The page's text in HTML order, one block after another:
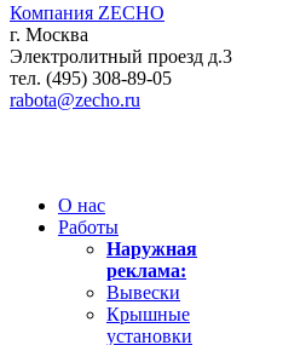
Компания ZECHO
г. Москва
Электролитный проезд д.3
тел. (495) 308-89-05
rabota@zecho.ru
О нас
Работы
Наружная
реклама:
Вывески
Крышные
установки